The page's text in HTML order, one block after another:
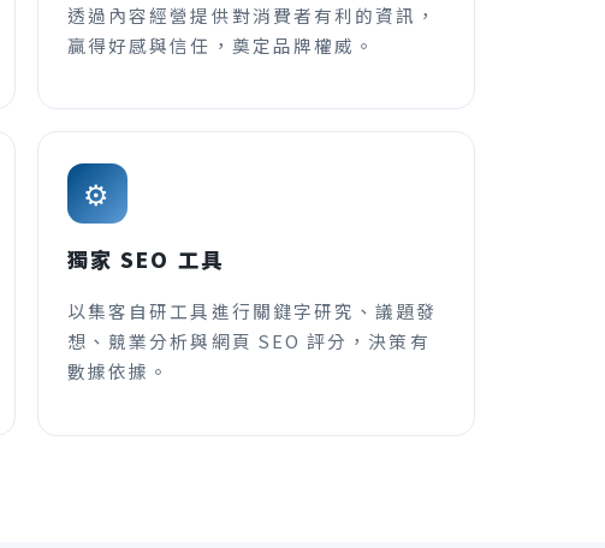
透過內容經營提供對消費者有利的資訊，
贏得好感與信任，奠定品牌權威。
⚙
獨家 SEO 工具
以集客自研工具進行關鍵字研究、議題發
想、競業分析與網頁 SEO 評分，決策有
數據依據。